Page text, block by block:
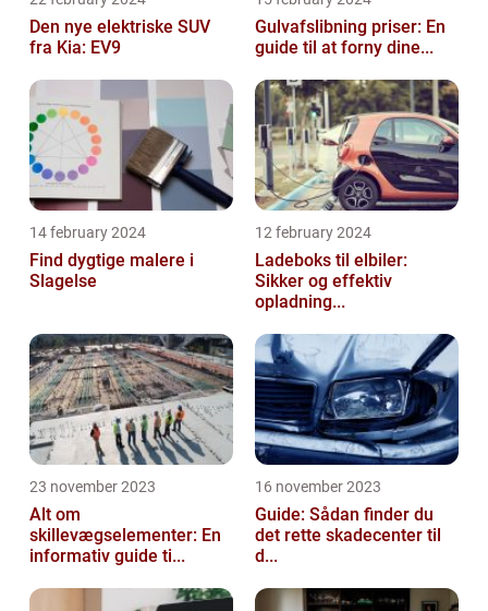
Den nye elektriske SUV
fra Kia: EV9
Gulvafslibning priser: En
guide til at forny dine...
14 february 2024
Find dygtige malere i
Slagelse
12 february 2024
Ladeboks til elbiler:
Sikker og effektiv
opladning...
23 november 2023
Alt om
skillevægselementer: En
informativ guide ti...
16 november 2023
Guide: Sådan finder du
det rette skadecenter til
d...